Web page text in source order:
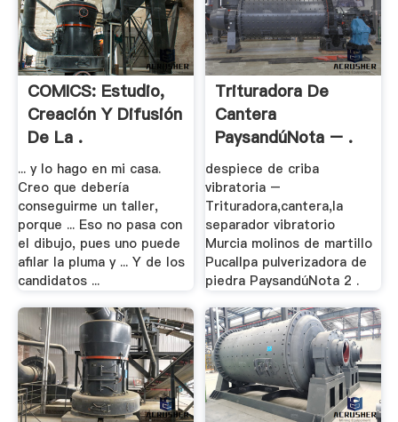
COMICS: Estudio,
Creación Y Difusión
De La .
... y lo hago en mi casa.
Creo que debería
conseguirme un taller,
porque ... Eso no pasa con
el dibujo, pues uno puede
afilar la pluma y ... Y de los
candidatos ...
Trituradora De
Cantera
PaysandúNota – .
despiece de criba
vibratoria –
Trituradora,cantera,la
separador vibratorio
Murcia molinos de martillo
Pucallpa pulverizadora de
piedra PaysandúNota 2 .